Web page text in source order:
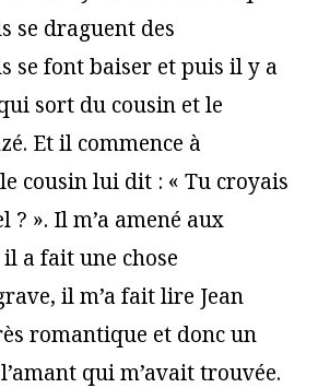
se draguent des
se font baiser et puis il y a
sort du cousin et le
Et il commence à
cousin lui dit : « Tu croyais
». Il m’a amené aux
il a fait une chose
il m’a fait lire Jean
romantique et donc un
qui m’avait trouvée.